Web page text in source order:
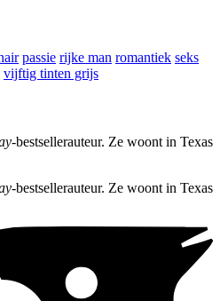
passie rijke man romantiek seks
vijftig tinten grijs
-bestsellerauteur. Ze woont in Texas
-bestsellerauteur. Ze woont in Texas